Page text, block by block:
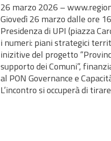
26 marzo 2026 –
Giovedì 26 marzo dalle ore
Presidenza di UPI (piazza
i numeri: piani strategici
inizitive del progetto
supporto dei Comuni”,
al PON Governance e
L’incontro si occuperà di